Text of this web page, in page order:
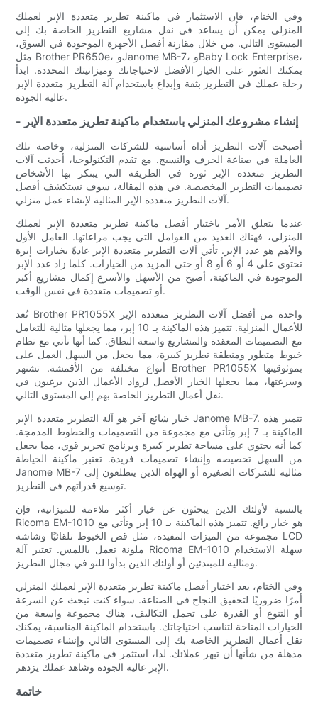
وفي الختام، فإن الاستثمار في ماكينة تطريز متعددة الإبر لعملك
المنزلي يمكن أن يساعد في نقل مشاريع التطريز الخاصة بك إلى
المستوى التالي. من خلال مقارنة أفضل الأجهزة الموجودة في السوق،
مثل Brother PR650e، وJanome MB-7، وBaby Lock Enterprise،
يمكنك العثور على الخيار الأفضل لاحتياجاتك وميزانيتك المحددة. ابدأ
رحلة عملك في التطريز بثقة وإبداع باستخدام آلة التطريز متعددة الإبر
عالية الجودة.
- إنشاء مشروعك المنزلي باستخدام ماكينة تطريز متعددة الإبر
أصبحت آلات التطريز أداة أساسية للشركات المنزلية، وخاصة تلك
العاملة في صناعة الحرف والنسيج. مع تقدم التكنولوجيا، أحدثت آلات
التطريز متعددة الإبر ثورة في الطريقة التي يبتكر بها الأشخاص
تصميمات التطريز المخصصة. في هذه المقالة، سوف نستكشف أفضل
آلات التطريز متعددة الإبر المثالية لإنشاء عمل منزلي.
عندما يتعلق الأمر باختيار أفضل ماكينة تطريز متعددة الإبر لعملك
المنزلي، فهناك العديد من العوامل التي يجب مراعاتها. العامل الأول
والأهم هو عدد الإبر. تأتي آلات التطريز متعددة الإبر عادةً بخيارات إبرة
تحتوي على 4 أو 6 أو 8 أو حتى المزيد من الخيارات. كلما زاد عدد الإبر
الموجودة في الماكينة، أصبح من الأسهل والأسرع إكمال مشاريع أكبر
أو تصميمات متعددة في نفس الوقت.
تُعد Brother PR1055X واحدة من أفضل آلات التطريز متعددة الإبر
للأعمال المنزلية. تتميز هذه الماكينة بـ 10 إبر، مما يجعلها مثالية للتعامل
مع التصميمات المعقدة والمشاريع واسعة النطاق. كما أنها تأتي مع نظام
خيوط متطور ومنطقة تطريز كبيرة، مما يجعل من السهل العمل على
أنواع مختلفة من الأقمشة. تشتهر Brother PR1055X بموثوقيتها
وسرعتها، مما يجعلها الخيار الأفضل لرواد الأعمال الذين يرغبون في
نقل أعمال التطريز الخاصة بهم إلى المستوى التالي.
خيار شائع آخر هو آلة التطريز متعددة الإبر Janome MB-7. تتميز هذه
الماكينة بـ 7 إبر وتأتي مع مجموعة من التصميمات والخطوط المدمجة.
كما أنه يحتوي على مساحة تطريز كبيرة وبرنامج تحرير قوي، مما يجعل
من السهل تخصيصه وإنشاء تصميمات فريدة. تعتبر ماكينة الخياطة
Janome MB-7 مثالية للشركات الصغيرة أو الهواة الذين يتطلعون إلى
توسيع قدراتهم في التطريز.
بالنسبة لأولئك الذين يبحثون عن خيار أكثر ملاءمة للميزانية، فإن
Ricoma EM-1010 هو خيار رائع. تتميز هذه الماكينة بـ 10 إبر وتأتي مع
مجموعة من الميزات المفيدة، مثل قص الخيوط تلقائيًا وشاشة LCD
ملونة تعمل باللمس. تعتبر آلة Ricoma EM-1010 سهلة الاستخدام
ومثالية للمبتدئين أو أولئك الذين بدأوا للتو في مجال التطريز.
وفي الختام، يعد اختيار أفضل ماكينة تطريز متعددة الإبر لعملك المنزلي
أمرًا ضروريًا لتحقيق النجاح في الصناعة. سواء كنت تبحث عن السرعة
أو التنوع أو القدرة على تحمل التكاليف، هناك مجموعة واسعة من
الخيارات المتاحة لتناسب احتياجاتك. باستخدام الماكينة المناسبة، يمكنك
نقل أعمال التطريز الخاصة بك إلى المستوى التالي وإنشاء تصميمات
مذهلة من شأنها أن تبهر عملائك. لذا، استثمر في ماكينة تطريز متعددة
الإبر عالية الجودة وشاهد عملك يزدهر.
خاتمة